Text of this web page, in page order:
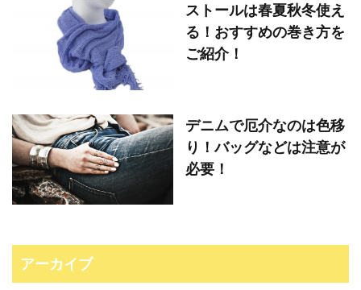
ストールは春夏秋冬使え
る！おすすめの巻き方を
ご紹介！
デニムで厄介なのは色移
り！バッグなどは注意が
必要！
アーカイブ